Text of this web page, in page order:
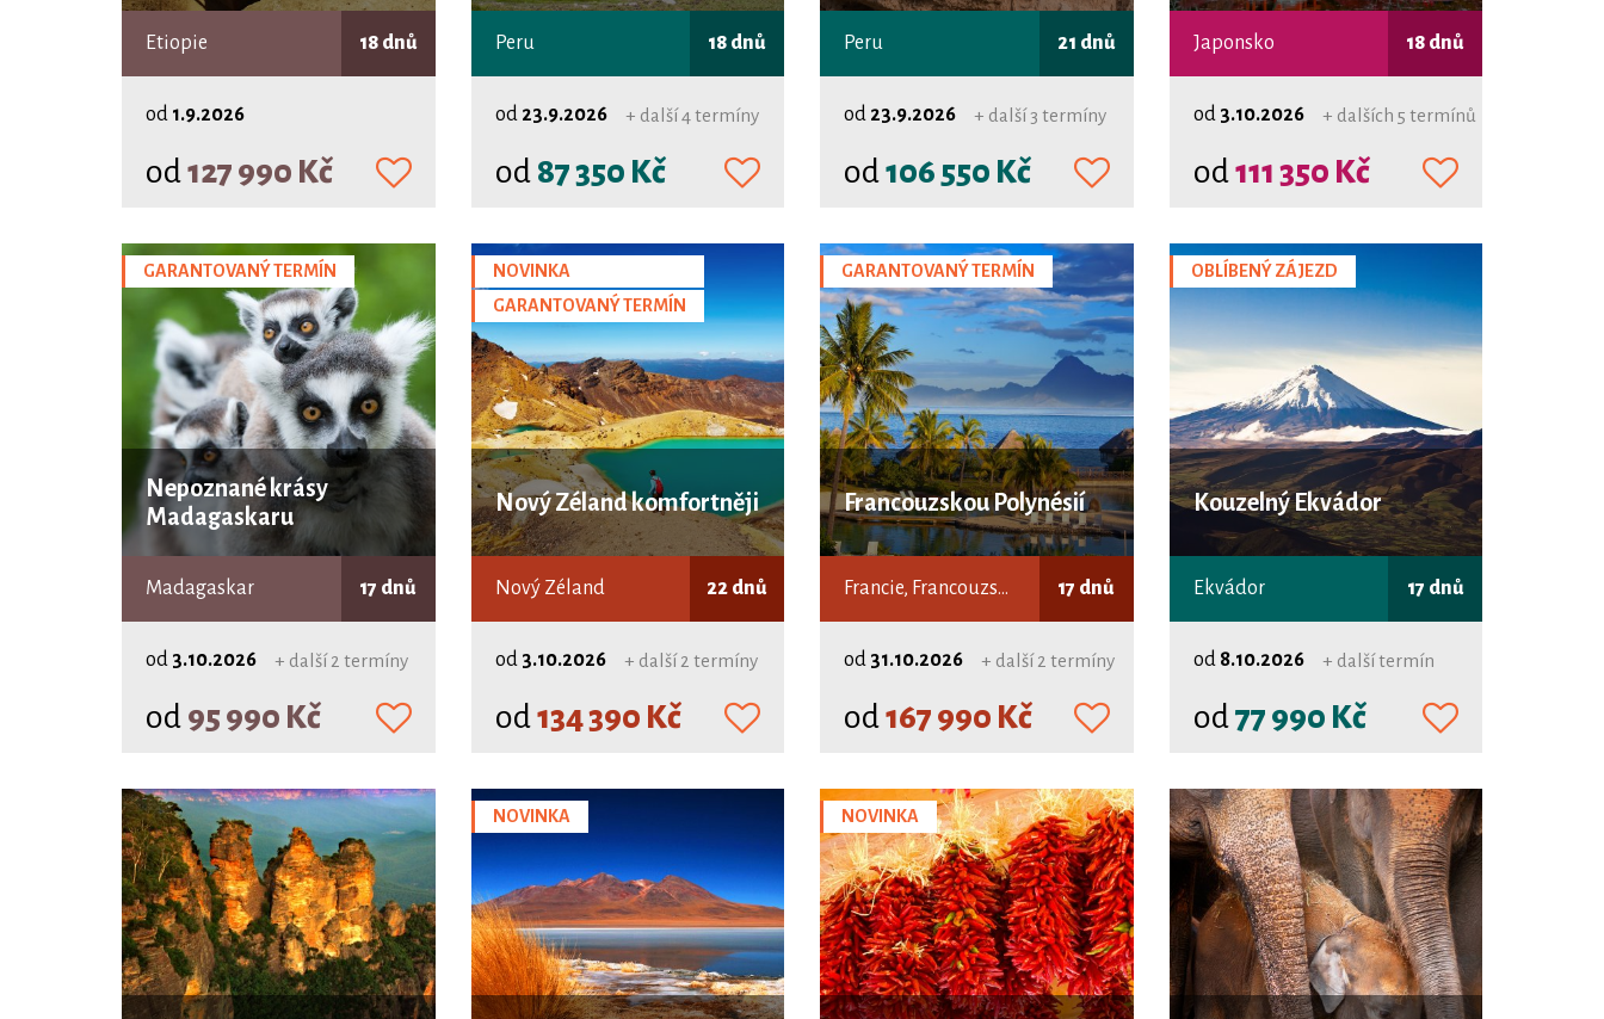
Etiopie 18 dnů
od 1.9.2026
od127 990 Kč
Peru 18 dnů
od 23.9.2026 + další 4 termíny
od 87 350 Kč
Peru 21 dnů
od 23.9.2026 + další 3 termíny
od106 550 Kč
Japonsko 18 dnů
od 3.10.2026 + dalších 5 termínů
od111 350 Kč
GARANTOVANÝ TERMÍN
Nepoznané krásy
Madagaskaru
Madagaskar 17 dnů
od 3.10.2026 + další 2 termíny
od 95 990 Kč
NOVINKA
GARANTOVANÝ TERMÍN
Nový Zéland komfortněji
Nový Zéland 22 dnů
od 3.10.2026 + další 2 termíny
od134 390 Kč
GARANTOVANÝ TERMÍN
Francouzskou Polynésií
Francie, Francouzská Polynésie 17 dnů
od 31.10.2026 + další 2 termíny
od167 990 Kč
OBLÍBENÝ ZÁJEZD
Kouzelný Ekvádor
Ekvádor 17 dnů
od 8.10.2026 + další termín
od77 990 Kč
NOVINKA NOVINKA